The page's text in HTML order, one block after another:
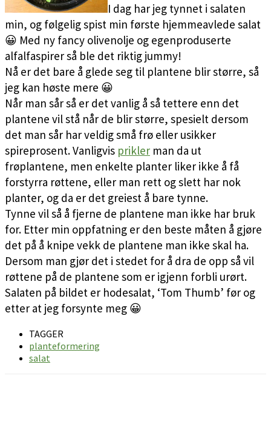
I dag har jeg tynnet i salaten
min, og følgelig spist min første hjemmeavlede salat
😀 Med ny fancy olivenolje og egenproduserte
alfalfaspirer så ble det riktig jummy!
Nå er det bare å glede seg til plantene blir større, så
jeg kan høste mere 😀
Når man sår så er det vanlig å så tettere enn det
plantene vil stå når de blir større, spesielt dersom
det man sår har veldig små frø eller usikker
spireprosent. Vanligvis prikler man da ut
frøplantene, men enkelte planter liker ikke å få
forstyrra røttene, eller man rett og slett har nok
planter, og da er det greiest å bare tynne.
Tynne vil så å fjerne de plantene man ikke har bruk
for. Etter min oppfatning er den beste måten å gjøre
det på å knipe vekk de plantene man ikke skal ha.
Dersom man gjør det i stedet for å dra de opp så vil
røttene på de plantene som er igjenn forbli urørt.
Salaten på bildet er hodesalat, ‘Tom Thumb’ før og
etter at jeg forsynte meg 😀
TAGGER
planteformering
salat